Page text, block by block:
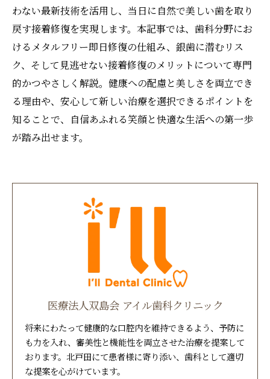
わない最新技術を活用し、当日に自然で美しい歯を取り
戻す接着修復を実現します。本記事では、歯科分野にお
けるメタルフリー即日修復の仕組み、銀歯に潜むリス
ク、そして見逃せない接着修復のメリットについて専門
的かつやさしく解説。健康への配慮と美しさを両立でき
る理由や、安心して新しい治療を選択できるポイントを
知ることで、自信あふれる笑顔と快適な生活への第一歩
が踏み出せます。
医療法人双島会 アイル歯科クリニック
将来にわたって健康的な口腔内を維持できるよう、予防に
も力を入れ、審美性と機能性を両立させた治療を提案して
おります。北戸田にて患者様に寄り添い、歯科として適切
な提案を心がけています。